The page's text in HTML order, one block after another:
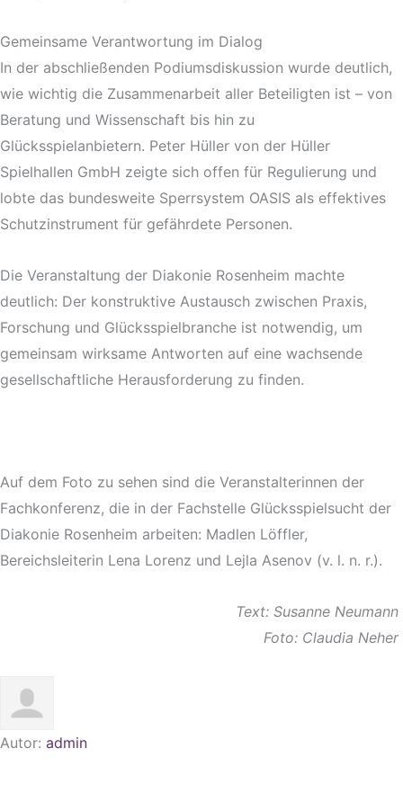
Gemeinsame Verantwortung im Dialog
In der abschließenden Podiumsdiskussion wurde deutlich,
wie wichtig die Zusammenarbeit aller Beteiligten ist – von
Beratung und Wissenschaft bis hin zu
Glücksspielanbietern. Peter Hüller von der Hüller
Spielhallen GmbH zeigte sich offen für Regulierung und
lobte das bundesweite Sperrsystem OASIS als effektives
Schutzinstrument für gefährdete Personen.
Die Veranstaltung der Diakonie Rosenheim machte
deutlich: Der konstruktive Austausch zwischen Praxis,
Forschung und Glücksspielbranche ist notwendig, um
gemeinsam wirksame Antworten auf eine wachsende
gesellschaftliche Herausforderung zu finden.
Auf dem Foto zu sehen sind die Veranstalterinnen der
Fachkonferenz, die in der Fachstelle Glücksspielsucht der
Diakonie Rosenheim arbeiten: Madlen Löffler,
Bereichsleiterin Lena Lorenz und Lejla Asenov (v. l. n. r.).
Text: Susanne Neumann
Foto: Claudia Neher
Autor: admin